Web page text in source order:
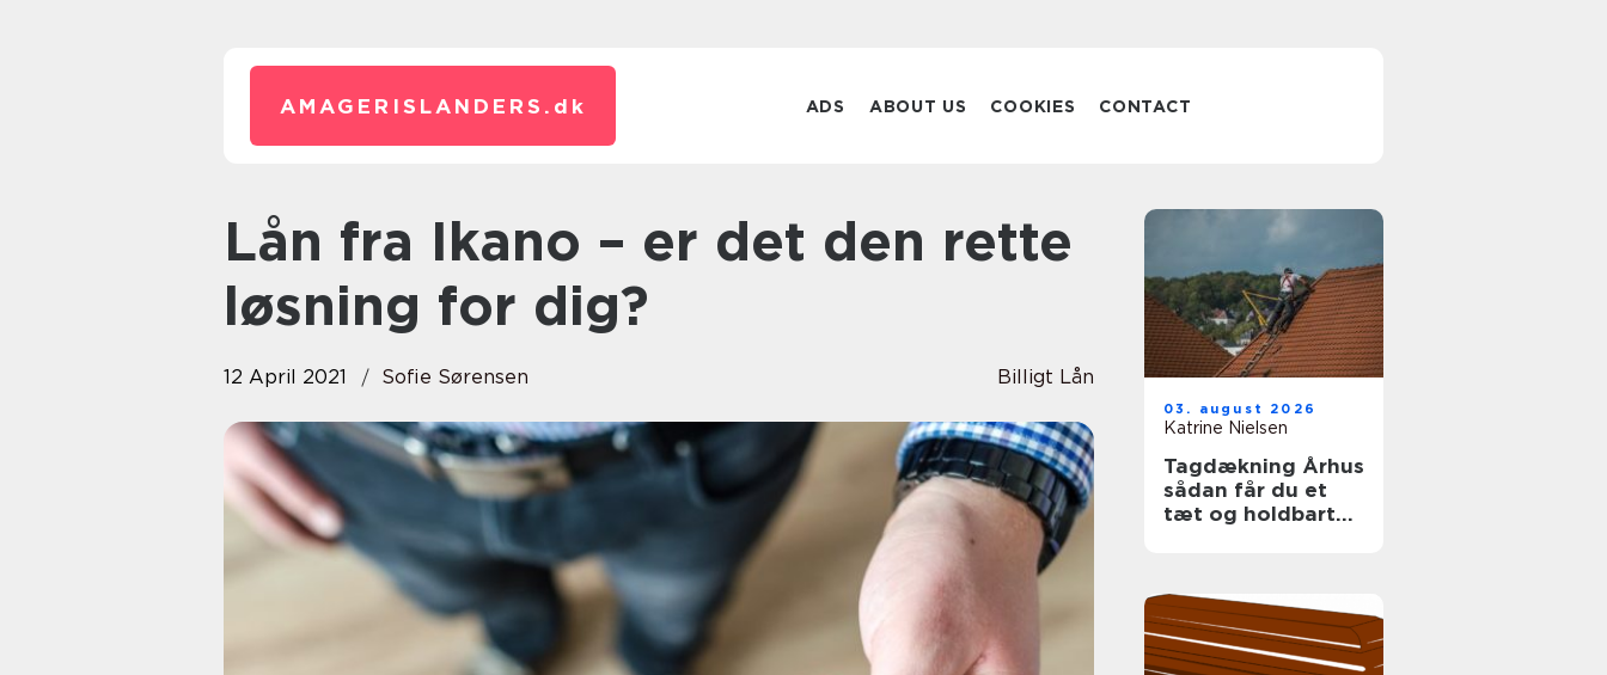
AMAGERISLANDERS. dk ADS ABOUT US COOKIES CONTACT
Lån fra Ikano – er det den rette
løsning for dig?
12 April 2021 Sofie Sørensen Billigt Lån
03. august 2026
Katrine Nielsen
Tagdækning Århus
sådan får du et
tæt og holdbart